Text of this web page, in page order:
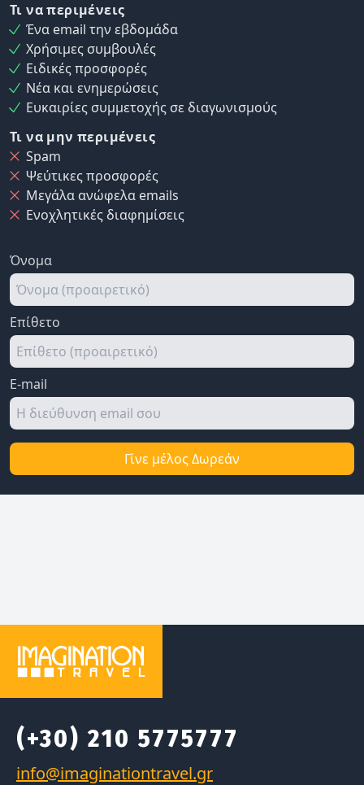
Τι να περιμένεις
Ένα email την εβδομάδα
Χρήσιμες συμβουλές
Ειδικές προσφορές
Νέα και ενημερώσεις
Ευκαιρίες συμμετοχής σε διαγωνισμούς
Τι να μην περιμένεις
Spam
Ψεύτικες προσφορές
Μεγάλα ανώφελα emails
Ενοχλητικές διαφημίσεις
Όνομα
Επίθετο
E-mail
Γίνε μέλος Δωρεάν
(+30) 210 5775777